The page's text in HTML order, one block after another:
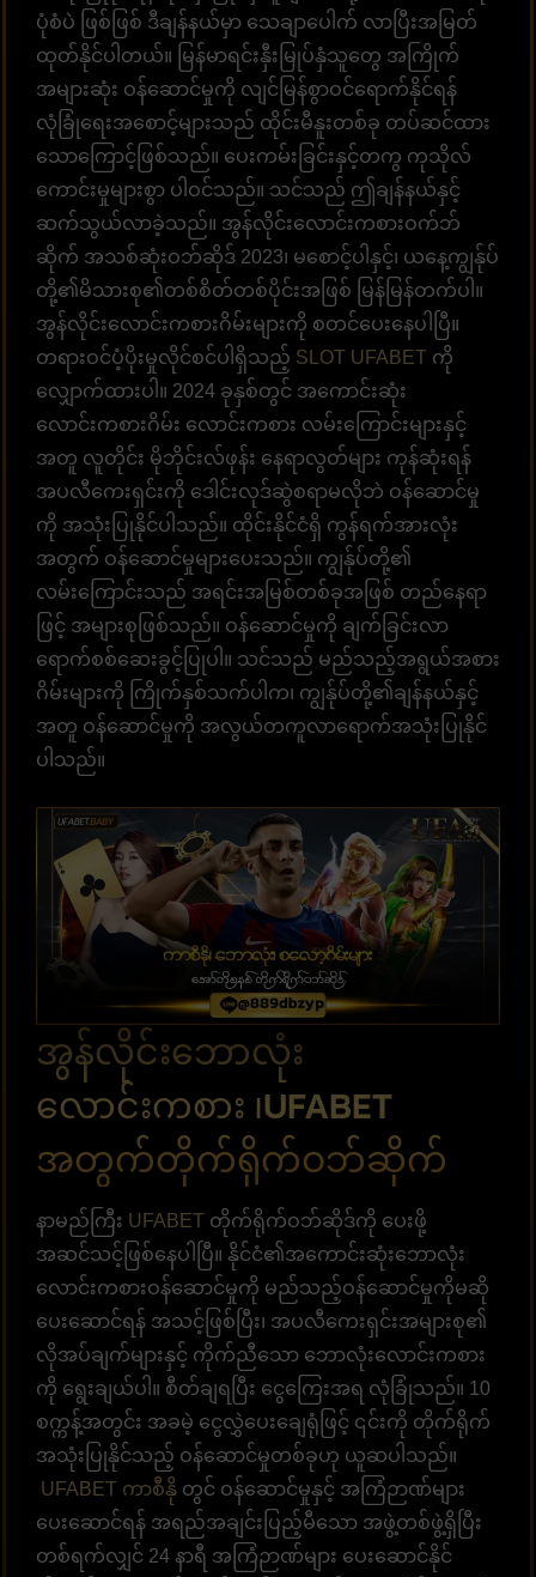
ပုံစံပဲ ဖြစ်ဖြစ် ဒီချန်နယ်မှာ သေချာပေါက် လာပြီးအမြတ်
ထုတ်နိုင်ပါတယ်။ မြန်မာရင်းနှီးမြုပ်နှံသူတွေ အကြိုက်
အများဆုံး ဝန်ဆောင်မှုကို လျင်မြန်စွာဝင်ရောက်နိုင်ရန်
လုံခြုံရေးအစောင့်များသည် ထိုင်းမီနူးတစ်ခု တပ်ဆင်ထား
သောကြောင့်ဖြစ်သည်။ ပေးကမ်းခြင်းနှင့်တကွ ကုသိုလ်
ကောင်းမှုများစွာ ပါဝင်သည်။ သင်သည် ဤချန်နယ်နှင့်
ဆက်သွယ်လာခဲ့သည်။ အွန်လိုင်းလောင်းကစားဝက်ဘ်
ဆိုက် အသစ်ဆုံးဝဘ်ဆိုဒ် 2023၊ မစောင့်ပါနှင့်၊ ယနေ့ကျွန်ုပ်
တို့၏မိသားစု၏တစ်စိတ်တစ်ပိုင်းအဖြစ် မြန်မြန်တက်ပါ။
အွန်လိုင်းလောင်းကစားဂိမ်းများကို စတင်ပေးနေပါပြီ။
တရားဝင်ပံ့ပိုးမှုလိုင်စင်ပါရှိသည့် SLOT UFABET ကို
လျှောက်ထားပါ။ 2024 ခုနှစ်တွင် အကောင်းဆုံး
လောင်းကစားဂိမ်း လောင်းကစား လမ်းကြောင်းများနှင့်
အတူ လူတိုင်း မိုဘိုင်းလ်ဖုန်း နေရာလွတ်များ ကုန်ဆုံးရန်
အပလီကေးရှင်းကို ဒေါင်းလုဒ်ဆွဲစရာမလိုဘဲ ဝန်ဆောင်မှု
ကို အသုံးပြုနိုင်ပါသည်။ ထိုင်းနိုင်ငံရှိ ကွန်ရက်အားလုံး
အတွက် ဝန်ဆောင်မှုများပေးသည်။ ကျွန်ုပ်တို့၏
လမ်းကြောင်းသည် အရင်းအမြစ်တစ်ခုအဖြစ် တည်နေရာ
ဖြင့် အများစုဖြစ်သည်။ ဝန်ဆောင်မှုကို ချက်ခြင်းလာ
ရောက်စစ်ဆေးခွင့်ပြုပါ။ သင်သည် မည်သည့်အရွယ်အစား
ဂိမ်းများကို ကြိုက်နှစ်သက်ပါက၊ ကျွန်ုပ်တို့၏ချန်နယ်နှင့်
အတူ ဝန်ဆောင်မှုကို အလွယ်တကူလာရောက်အသုံးပြုနိုင်
ပါသည်။
အွန်လိုင်းဘောလုံး
လောင်းကစား ၊UFABET
အတွက်တိုက်ရိုက်ဝဘ်ဆိုက်
နာမည်ကြီး UFABET တိုက်ရိုက်ဝဘ်ဆိုဒ်ကို ပေးဖို့
အဆင်သင့်ဖြစ်နေပါပြီ။ နိုင်ငံ၏အကောင်းဆုံးဘောလုံး
လောင်းကစားဝန်ဆောင်မှုကို မည်သည့်ဝန်ဆောင်မှုကိုမဆို
ပေးဆောင်ရန် အသင့်ဖြစ်ပြီး၊ အပလီကေးရှင်းအများစု၏
လိုအပ်ချက်များနှင့် ကိုက်ညီသော ဘောလုံးလောင်းကစား
ကို ရွေးချယ်ပါ။ စီတ်ချရပြီး ငွေကြေးအရ လုံခြုံသည်။ 10
စက္ကန့်အတွင်း အခမဲ့ ငွေလွှဲပေးချေရုံဖြင့် ၎င်းကို တိုက်ရိုက်
အသုံးပြုနိုင်သည့် ဝန်ဆောင်မှုတစ်ခုဟု ယူဆပါသည်။
UFABET ကာစီနို တွင် ဝန်ဆောင်မှုနှင့် အကြံဉာဏ်များ
ပေးဆောင်ရန် အရည်အချင်းပြည့်မီသော အဖွဲ့တစ်ဖွဲ့ရှိပြီး
တစ်ရက်လျှင် 24 နာရီ အကြံဉာဏ်များ ပေးဆောင်နိုင်